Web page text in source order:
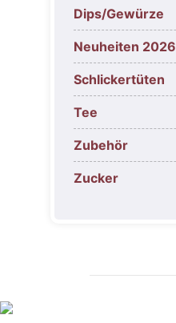
Dips/Gewürze
Neuheiten 2026
Schlickertüten
Tee
Zubehör
Zucker